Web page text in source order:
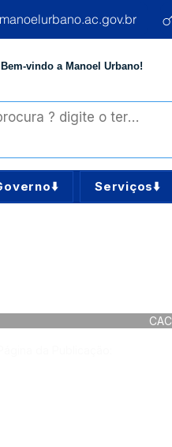
vindo a Manoel Urbano!
Serviços⬇️
CAC